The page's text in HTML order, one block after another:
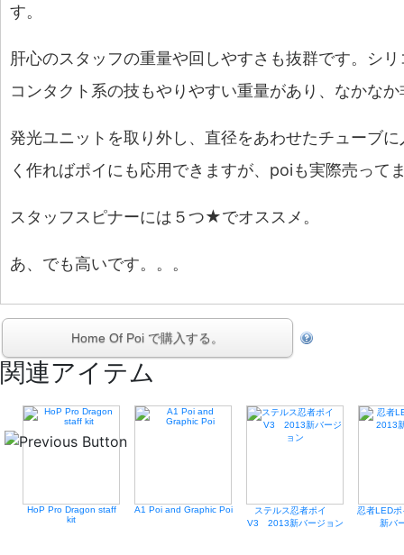
す。
肝心のスタッフの重量や回しやすさも抜群です。シ
コンタクト系の技もやりやすい重量があり、なかな
発光ユニットを取り外し、直径をあわせたチューブ
く作ればポイにも応用できますが、poiも実際売って
スタッフスピナーには５つ★でオススメ。
あ、でも高いです。。。
Home Of Poi で購入する。
関連アイテム
HoP Pro Dragon staff
kit
A1 Poi and Graphic Poi
ステルス忍者ポイ
V3 2013新バージョン
忍者LED
新バ